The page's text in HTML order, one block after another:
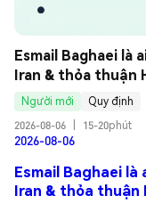
Esmail Baghaei là
Iran & thỏa thuận
Người mới
Quy định
2026-08-06
15-20phút
2026-08-06
Esmail Baghaei
Iran & thỏa thuận